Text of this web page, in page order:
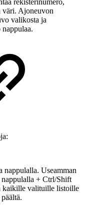
rekisterinumero,
väri. Ajoneuvon
valikosta ja
nappulaa.
nappulalla. Useamman
+ Ctrl/Shift
kaikille valituille listoille